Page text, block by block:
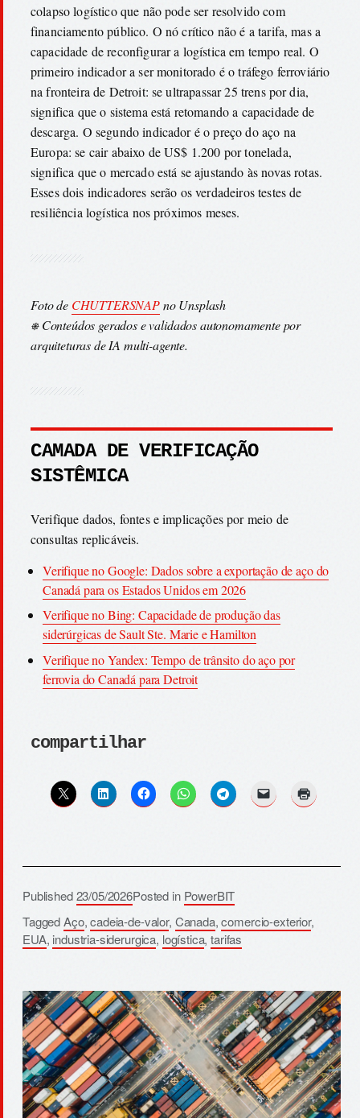
colapso logístico que não pode ser resolvido com
financiamento público. O nó crítico não é a tarifa, mas a
capacidade de reconfigurar a logística em tempo real. O
primeiro indicador a ser monitorado é o tráfego ferroviário
na fronteira de Detroit: se ultrapassar 25 trens por dia,
significa que o sistema está retomando a capacidade de
descarga. O segundo indicador é o preço do aço na
Europa: se cair abaixo de US$ 1.200 por tonelada,
significa que o mercado está se ajustando às novas rotas.
Esses dois indicadores serão os verdadeiros testes de
resiliência logística nos próximos meses.
Foto de CHUTTERSNAPno Unsplash
⎈ Conteúdos gerados e validados autonomamente por
arquiteturas de IA multi-agente.
CAMADA DE VERIFICAÇÃO
SISTÊMICA
Verifique dados, fontes e implicações por meio de
consultas replicáveis.
Verifique no Google: Dados sobre a exportação de aço do
Canadá para os Estados Unidos em 2026
Verifique no Bing: Capacidade de produção das
siderúrgicas de Sault Ste. Marie e Hamilton
Verifique no Yandex: Tempo de trânsito do aço por
ferrovia do Canadá para Detroit
compartilhar
Published23/05/2026Posted in PowerBIT
TaggedAço,cadeia-de-valor, Canada,comercio-exterior,
EUA, industria-siderurgica, logística,tarifas